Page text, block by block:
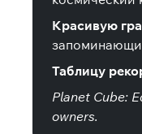
Красивую
Таблицу
Planet Cube:
owners.